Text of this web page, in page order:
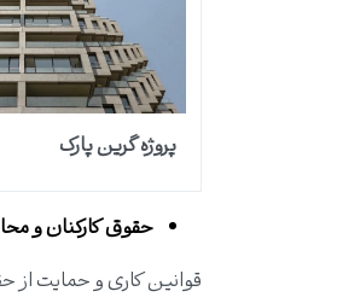
پروژه گرین پارک
حقوق کارکنان و
قوانین کاری و حمایت از